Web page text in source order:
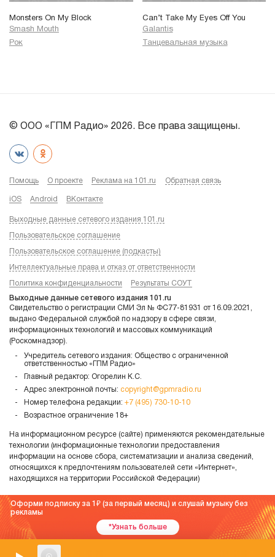
Monsters On My Block
Smash Mouth
Рок
Can’t Take My Eyes Off You
Galantis
Танцевальная музыка
© ООО «ГПМ Радио» 2026. Все права защищены.
Помощь О проекте Реклама на 101.ru Обратная связь
iOS Android ВКонтакте
Выходные данные сетевого издания 101.ru
Пользовательское соглашение
Пользовательское соглашение (подкасты)
Интеллектуальные права и отказ от ответственности
Политика конфиденциальности Результаты СОУТ
Выходные данные сетевого издания 101.ru
Свидетельство о регистрации СМИ Эл № ФС77-81931 от 16.09.2021,
выдано Федеральной службой по надзору в сфере связи,
информационных технологий и массовых коммуникаций
(Роскомнадзор).
Учредитель сетевого издания: Общество с ограниченной
ответственностью «ГПМ Радио»
Главный редактор: Огорелин К.С.
Адрес электронной почты: copyright@gpmradio.ru
Номер телефона редакции: +7 (495) 730-10-10
Возрастное ограничение 18+
На информационном ресурсе (сайте) применяются рекомендательные
технологии (информационные технологии предоставления
информации на основе сбора, систематизации и анализа сведений,
относящихся к предпочтениям пользователей сети «Интернет»,
находящихся на территории Российской Федерации)
Оформи подписку за 1
(за первый месяц) и слушай музыку без
рекламы
*Узнать больше